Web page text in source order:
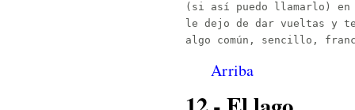
(si así puedo llamarlo)
le dejo de dar vueltas y
Arriba